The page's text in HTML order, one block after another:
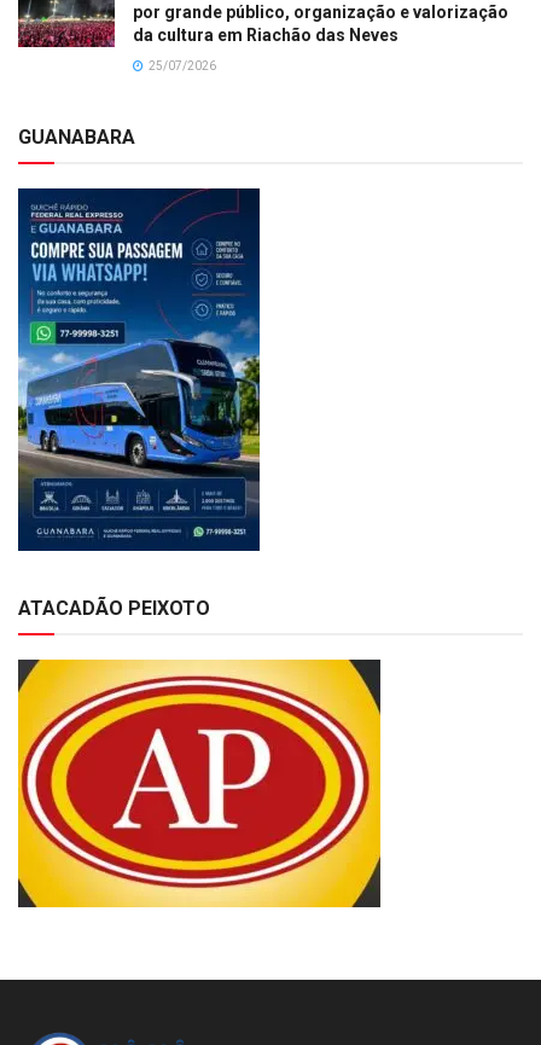
por grande público, organização e valorização
da cultura em Riachão das Neves
25/07/2026
GUANABARA
ATACADÃO PEIXOTO